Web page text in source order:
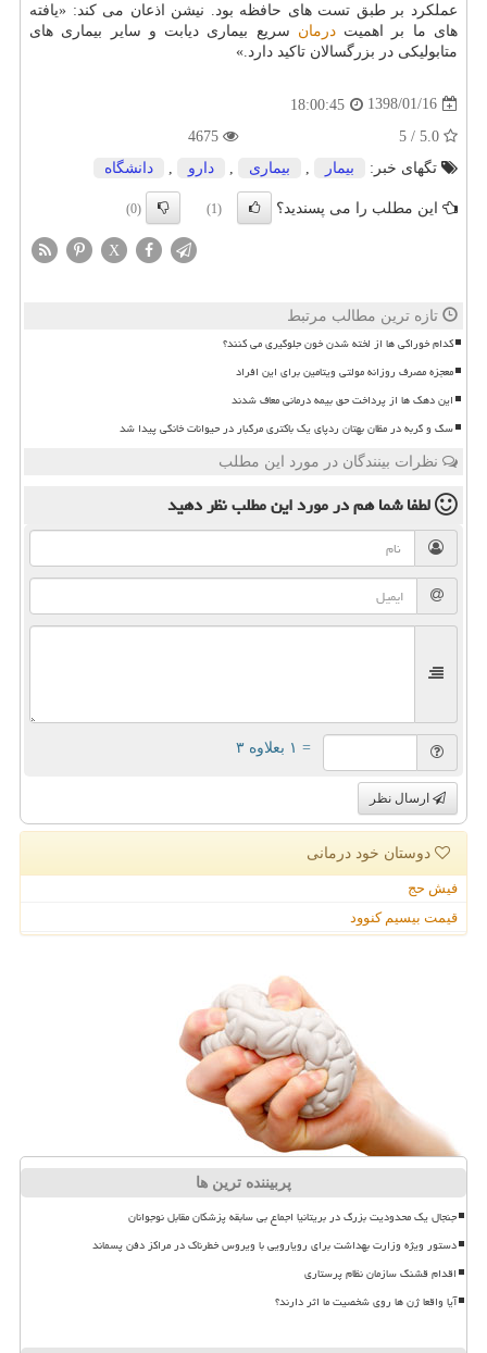
عملكرد بر طبق تست های حافظه بود. نیشن اذعان می كند: «یافته
های ما بر اهمیتدرمان سریع بیماری دیابت و سایر بیماری های
متابولیكی در بزرگسالان تاكید دارد.»
1398/01/16
18:00:45
تگهای خبر:
بیمار , بیماری , دارو , دانشگاه
این مطلب را می پسندید؟ (1)
(0)
X
تازه ترین مطالب مرتبط
کدام خوراکی ها از لخته شدن خون جلوگیری می کنند؟
معجزه مصرف روزانه مولتی ویتامین برای این افراد
این دهک ها از پرداخت حق بیمه درمانی معاف شدند
سگ و گربه در مظان بهتان ردپای یک باکتری مرگبار در حیوانات خانگی پیدا شد
نظرات بینندگان در مورد این مطلب
لطفا شما همدر مورد این مطلبنظر دهید
= ۱ بعلاوه ۳
ارسال نظر
دوستان خود درمانی
فیش حج
قیمت بیسیم کنوود
پربیننده ترین ها
جنجال یک محدودیت بزرگ در بریتانیا اجماع بی سابقه پزشکان مقابل نوجوانان
دستور ویژه وزارت بهداشت برای رویارویی با ویروس خطرناک در مراکز دفن پسماند
اقدام قشنگ سازمان نظام پرستاری
آیا واقعا ژن ها روی شخصیت ما اثر دارند؟